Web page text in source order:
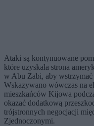
Ataki są kontynuowane
które uzyskała strona
w Abu Zabi, aby wstrzymać
Wskazywano wówczas na
mieszkańców Kijowa
okazać dodatkową
trójstronnych negocjacji
Zjednoczonymi.